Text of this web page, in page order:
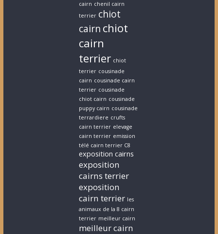
cairn chenil cairn
terrier chiot
cairn chiot
cairn
terrier chiot
terrier cousinade
cairn cousinade cairn
terrier cousinade
chiot cairn cousinade
puppy cairn cousinade
terrardiere crufts
cairn terrier elevage
cairn terrier emission
télé cairn terrier C8
exposition cairns
exposition
cairns terrier
exposition
cairn terrier les
animaux de la 8 cairn
terrier meilleur cairn
meilleur cairn